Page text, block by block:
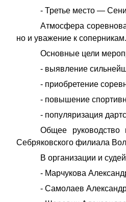
- Третье место —
Атмосфера
но и уважение к
Основные цели
- выявление
- приобретение
- повышение
- популяризация
Общее руководство
Себряковского филиала
В организации и
- Марчукова
- Самолаев